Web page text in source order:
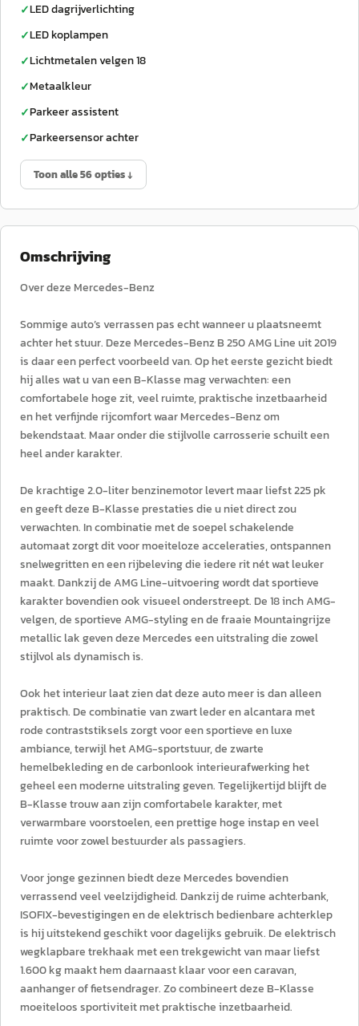
✓LED dagrijverlichting
✓LED koplampen
✓Lichtmetalen velgen 18
✓Metaalkleur
✓Parkeer assistent
✓Parkeersensor achter
Toon alle 56 opties ↓
Omschrijving
Over deze Mercedes-Benz
Sommige auto’s verrassen pas echt wanneer u plaatsneemt
achter het stuur. Deze Mercedes-Benz B 250 AMG Line uit 2019
is daar een perfect voorbeeld van. Op het eerste gezicht biedt
hij alles wat u van een B-Klasse mag verwachten: een
comfortabele hoge zit, veel ruimte, praktische inzetbaarheid
en het verfijnde rijcomfort waar Mercedes-Benz om
bekendstaat. Maar onder die stijlvolle carrosserie schuilt een
heel ander karakter.
De krachtige 2.0-liter benzinemotor levert maar liefst 225 pk
en geeft deze B-Klasse prestaties die u niet direct zou
verwachten. In combinatie met de soepel schakelende
automaat zorgt dit voor moeiteloze acceleraties, ontspannen
snelwegritten en een rijbeleving die iedere rit nét wat leuker
maakt. Dankzij de AMG Line-uitvoering wordt dat sportieve
karakter bovendien ook visueel onderstreept. De 18 inch AMG-
velgen, de sportieve AMG-styling en de fraaie Mountaingrijze
metallic lak geven deze Mercedes een uitstraling die zowel
stijlvol als dynamisch is.
Ook het interieur laat zien dat deze auto meer is dan alleen
praktisch. De combinatie van zwart leder en alcantara met
rode contraststiksels zorgt voor een sportieve en luxe
ambiance, terwijl het AMG-sportstuur, de zwarte
hemelbekleding en de carbonlook interieurafwerking het
geheel een moderne uitstraling geven. Tegelijkertijd blijft de
B-Klasse trouw aan zijn comfortabele karakter, met
verwarmbare voorstoelen, een prettige hoge instap en veel
ruimte voor zowel bestuurder als passagiers.
Voor jonge gezinnen biedt deze Mercedes bovendien
verrassend veel veelzijdigheid. Dankzij de ruime achterbank,
ISOFIX-bevestigingen en de elektrisch bedienbare achterklep
is hij uitstekend geschikt voor dagelijks gebruik. De elektrisch
wegklapbare trekhaak met een trekgewicht van maar liefst
1.600 kg maakt hem daarnaast klaar voor een caravan,
aanhanger of fietsendrager. Zo combineert deze B-Klasse
moeiteloos sportiviteit met praktische inzetbaarheid.